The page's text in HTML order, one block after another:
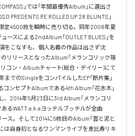
」では「年間最優秀Album」に選出さ
PRESENTS RE ROLLED UP 28 BLUNTS」
定4500枚を瞬時に売り切る。同年2008年夏
ースによる2ndAlbum「OUTLET BLUES」を
をこなすも、個人名義の作品は出さず沈
リリースとなったAlbum「メランコリック現
コン・Albumチャート(総合・デイリー)にて
までのSingleをコンパイルしたEP「断片集」
ンセプトAlbumである4th Album「花水木」
、2014年5月23日に3rd Album「メランコリ
あるWATT a.k.aヨッテルブッテルが全曲
ス。そして2014に5枚目のAlbum「雲と泥と
は自身初となるワンマンライブを恵比寿リキ